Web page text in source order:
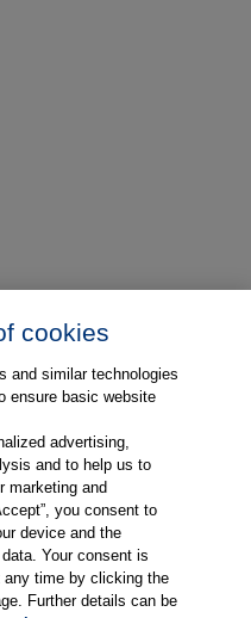
cookies
and similar technologies
ensure basic website
advertising,
and to help us to
marketing and
you consent to
device and the
Your consent is
time by clicking the
Further details can be